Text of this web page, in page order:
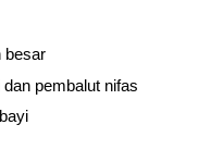
besar
pembalut nifas